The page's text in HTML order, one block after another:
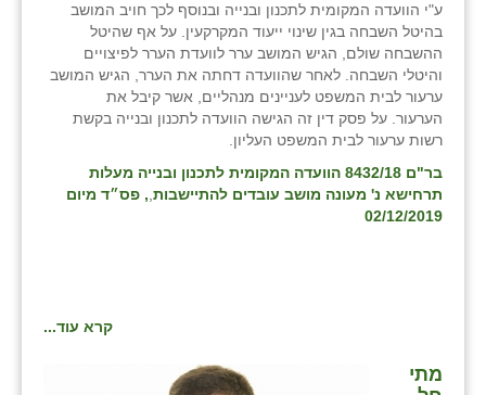
ע"י הוועדה המקומית לתכנון ובנייה ובנוסף לכך חויב המושב
בהיטל השבחה בגין שינוי ייעוד המקרקעין. על אף שהיטל
ההשבחה שולם, הגיש המושב ערר לוועדת הערר לפיצויים
והיטלי השבחה. לאחר שהוועדה דחתה את הערר, הגיש המושב
ערעור לבית המשפט לעניינים מנהליים, אשר קיבל את
הערעור. על פסק דין זה הגישה הוועדה לתכנון ובנייה בקשת
רשות ערעור לבית המשפט העליון.
בר"ם 8432/18 הוועדה המקומית לתכנון ובנייה מעלות
תרחישא נ' מעונה מושב עובדים להתיישבות , פס״ד מיום
02/12/2019
קרא עוד...
מתי